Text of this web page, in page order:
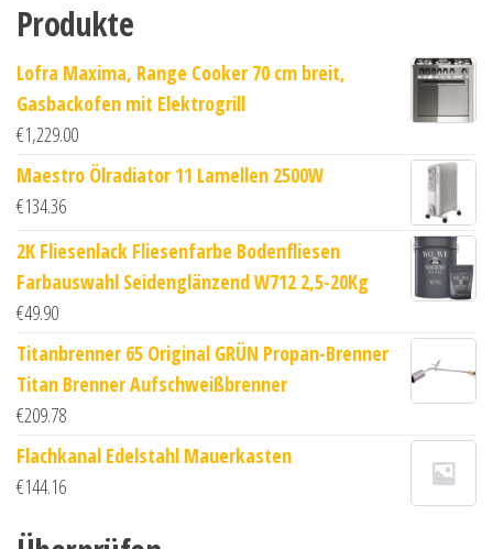
Produkte
Lofra Maxima, Range Cooker 70 cm breit,
Gasbackofen mit Elektrogrill
€1,229.00
Maestro Ölradiator 11 Lamellen 2500W
€134.36
2K Fliesenlack Fliesenfarbe Bodenfliesen
Farbauswahl Seidenglänzend W712 2,5-20Kg
€49.90
Titanbrenner 65 Original GRÜN Propan-Brenner
Titan Brenner Aufschweißbrenner
€209.78
Flachkanal Edelstahl Mauerkasten
€144.16